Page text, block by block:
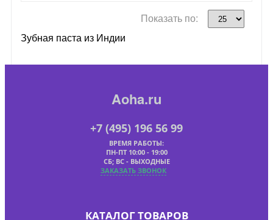
Показать по:
Зубная паста из Индии
Aoha.ru
+7 (495) 196 56 99
ВРЕМЯ РАБОТЫ:
ПН-ПТ 10:00 - 19:00
СБ; ВС - ВЫХОДНЫЕ
ЗАКАЗАТЬ ЗВОНОК
КАТАЛОГ ТОВАРОВ